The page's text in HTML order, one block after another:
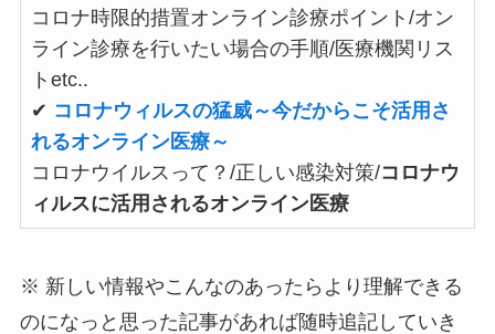
コロナ時限的措置オンライン診療ポイント/オン
ライン診療を行いたい場合の手順/医療機関リス
トetc..
✔ コロナウィルスの猛威～今だからこそ活用さ
れるオンライン医療～
コロナウイルスって？/正しい感染対策/コロナウ
ィルスに活用されるオンライン医療
※ 新しい情報やこんなのあったらより理解できる
のになっと思った記事があれば随時追記していき